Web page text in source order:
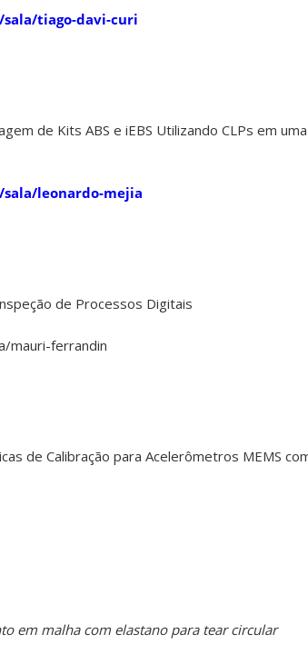
tiago-davi-curi
de Kits ABS e iEBS Utilizando CLPs em
leonardo-mejia
de Processos Digitais
mauri-ferrandin
de Calibração para Acelerômetros MEMS
em malha com elastano para tear circular